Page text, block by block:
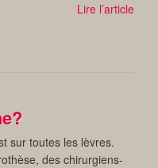
Lire l’article
sur toutes les lèvres.
des chirurgiens-